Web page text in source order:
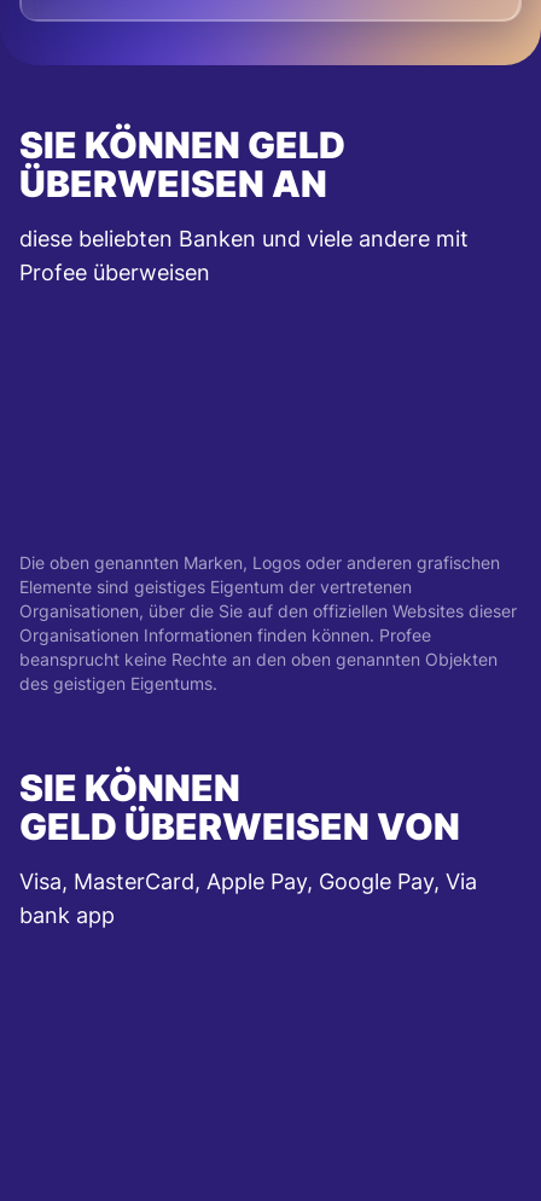
SIE KÖNNEN GELD
ÜBERWEISEN AN
diese beliebten Banken und viele andere mit
Profee überweisen
Die oben genannten Marken, Logos oder anderen grafischen
Elemente sind geistiges Eigentum der vertretenen
Organisationen, über die Sie auf den offiziellen Websites dieser
Organisationen Informationen finden können. Profee
beansprucht keine Rechte an den oben genannten Objekten
des geistigen Eigentums.
SIE KÖNNEN
GELD ÜBERWEISEN VON
Visa, MasterCard, Apple Pay, Google Pay, Via
bank app